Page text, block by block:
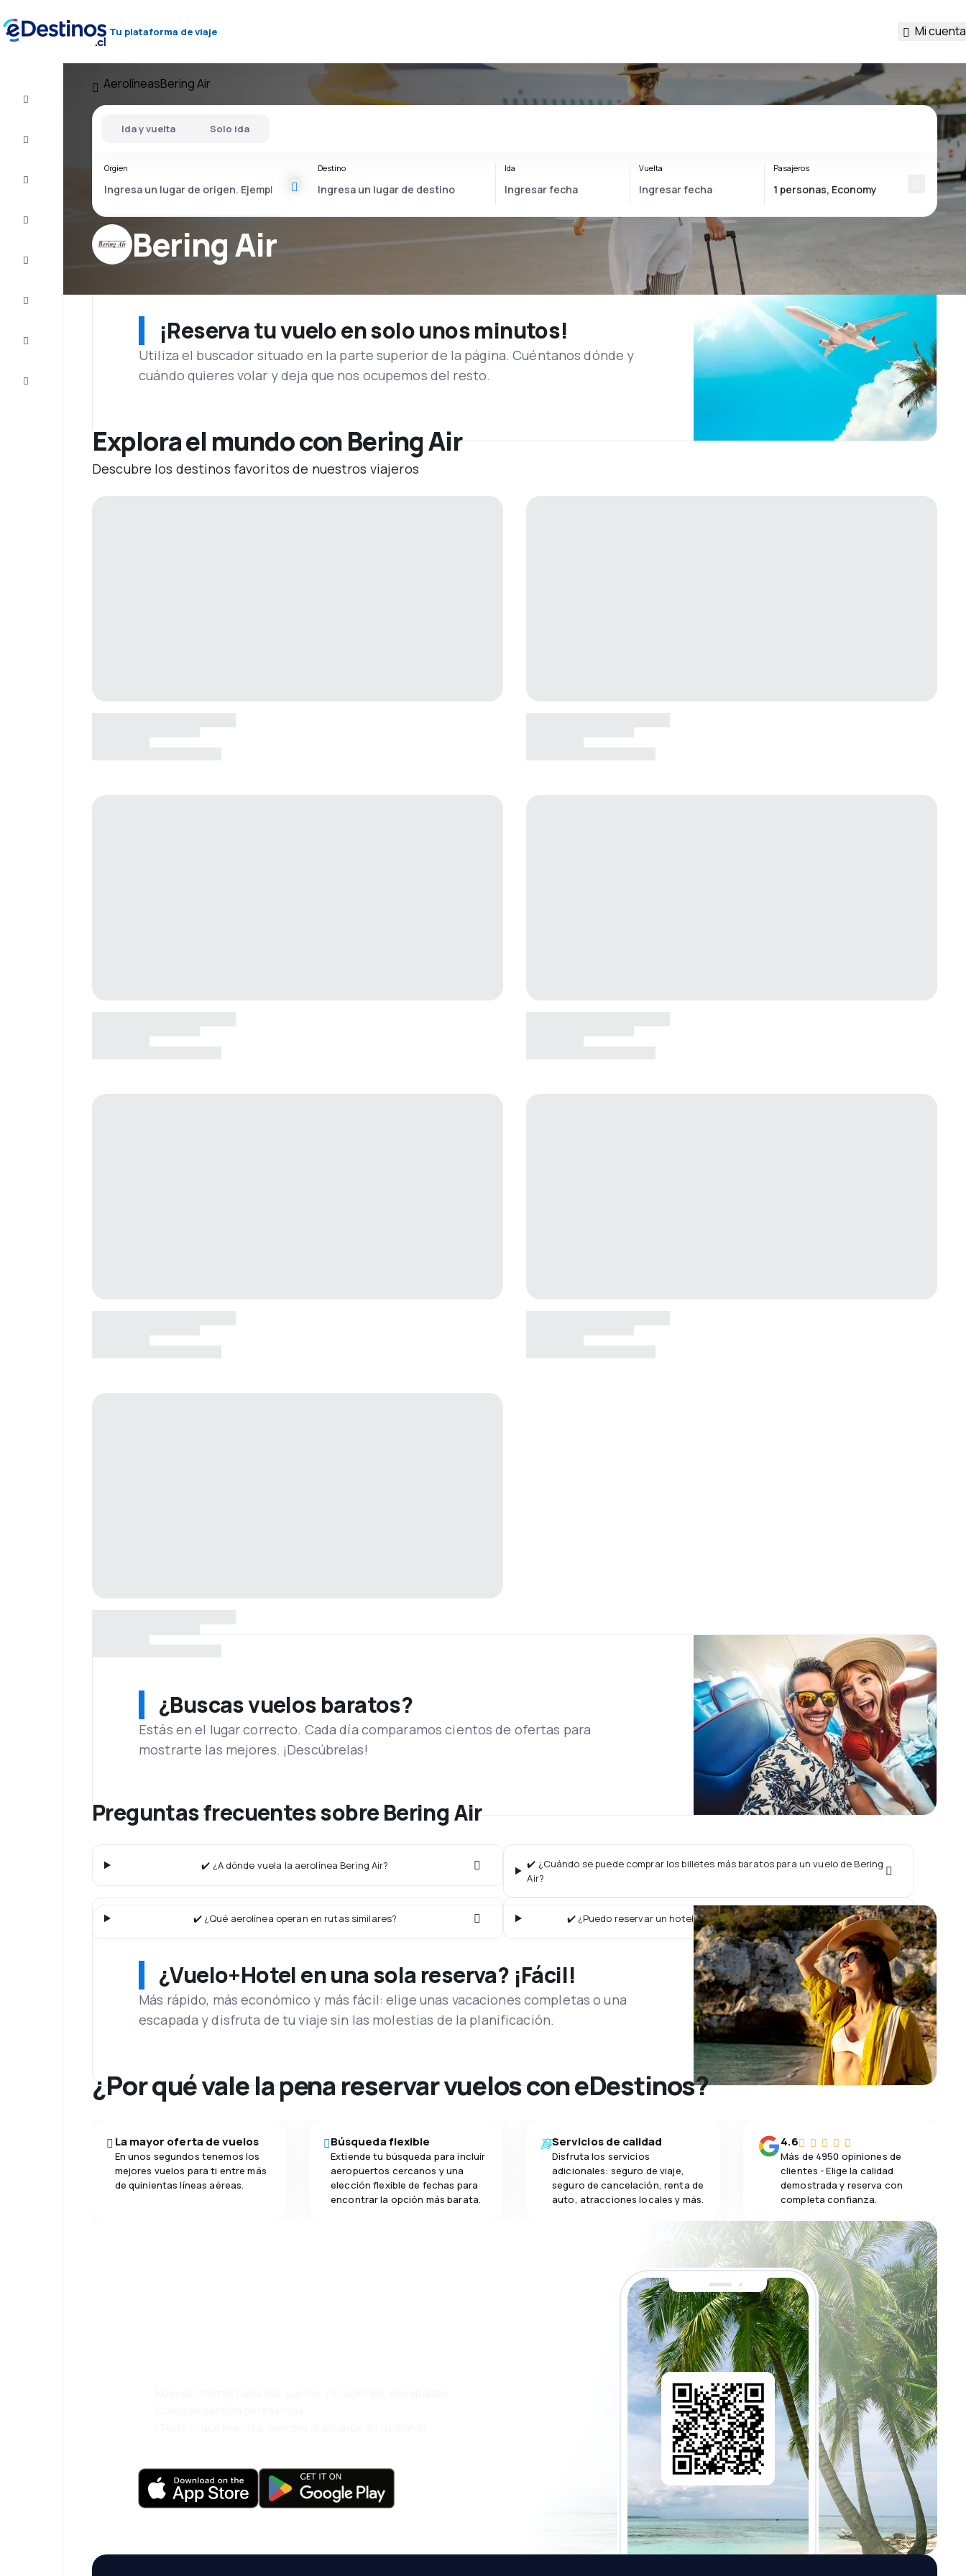
Tu plataforma de viaje Mi cuenta
Completa
AerolíneasBering Air
Bering Air
Ida y vuelta Solo ida
Orgien Destino Ida Vuelta Pasajeros
¡Reserva tu vuelo en solo unos minutos!
Utiliza el buscador situado en la parte superior de la página. Cuéntanos dónde y
cuándo quieres volar y deja que nos ocupemos del resto.
Explora el mundo con Bering Air
Descubre los destinos favoritos de nuestros viajeros
¿Buscas vuelos baratos?
Estás en el lugar correcto. Cada día comparamos cientos de ofertas para
mostrarte las mejores. ¡Descúbrelas!
Preguntas frecuentes sobre Bering Air
✔️ ¿A dónde vuela la aerolínea Bering Air?
✔️ ¿Cuándo se puede comprar los billetes más baratos para un vuelo de Bering
Air?
✔️ ¿Qué aerolínea operan en rutas similares? ✔️ ¿Puedo reservar un hotel junto con un vuelo de Bering Air?
¿Vuelo+Hotel en una sola reserva? ¡Fácil!
Más rápido, más económico y más fácil: elige unas vacaciones completas o una
escapada y disfruta de tu viaje sin las molestias de la planificación.
¿Por qué vale la pena reservar vuelos con eDestinos?
La mayor oferta de vuelos
En unos segundos tenemos los
mejores vuelos para ti entre más
de quinientas líneas aéreas.
Búsqueda flexible
Extiende tu búsqueda para incluir
aeropuertos cercanos y una
elección flexible de fechas para
encontrar la opción más barata.
Servicios de calidad
Disfruta los servicios
adicionales: seguro de viaje,
seguro de cancelación, renta de
auto, atracciones locales y más.
4.6
Más de 4950 opiniones de
clientes - Elige la calidad
demostrada y reserva con
completa confianza.